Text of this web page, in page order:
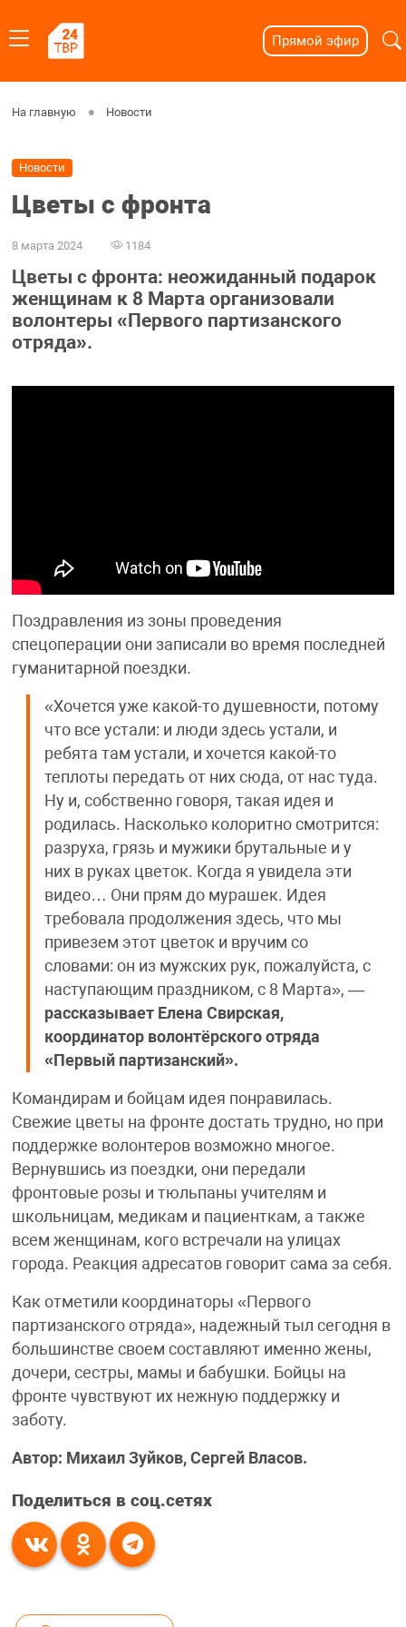
Прямой эфир
На главную Новости
Новости
Цветы с фронта
8 марта 2024 1184
Цветы с фронта: неожиданный подарок
женщинам к 8 Марта организовали
волонтеры «Первого партизанского
отряда».
Поздравления из зоны проведения
спецоперации они записали во время последней
гуманитарной поездки.
«Хочется уже какой-то душевности, потому
что все устали: и люди здесь устали, и
ребята там устали, и хочется какой-то
теплоты передать от них сюда, от нас туда.
Ну и, собственно говоря, такая идея и
родилась. Насколько колоритно смотрится:
разруха, грязь и мужики брутальные и у
них в руках цветок. Когда я увидела эти
видео… Они прям до мурашек. Идея
требовала продолжения здесь, что мы
привезем этот цветок и вручим со
словами: он из мужских рук, пожалуйста, с
наступающим праздником, с 8 Марта», —
рассказывает Елена Свирская,
координатор волонтёрского отряда
«Первый партизанский».
Командирам и бойцам идея понравилась.
Свежие цветы на фронте достать трудно, но при
поддержке волонтеров возможно многое.
Вернувшись из поездки, они передали
фронтовые розы и тюльпаны учителям и
школьницам, медикам и пациенткам, а также
всем женщинам, кого встречали на улицах
города. Реакция адресатов говорит сама за себя.
Как отметили координаторы «Первого
партизанского отряда», надежный тыл сегодня в
большинстве своем составляют именно жены,
дочери, сестры, мамы и бабушки. Бойцы на
фронте чувствуют их нежную поддержку и
заботу.
Автор: Михаил Зуйков, Сергей Власов.
Поделиться в соц.сетях